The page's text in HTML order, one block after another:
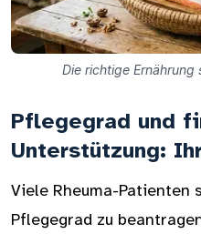
Die richtige
Pflegegrad und
Unterstützung:
Viele Rheuma-Patienten
Pflegegrad zu